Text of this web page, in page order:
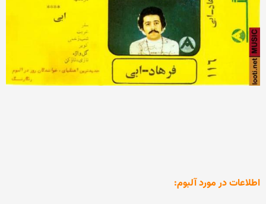
اطلاعات در مورد آلبوم: